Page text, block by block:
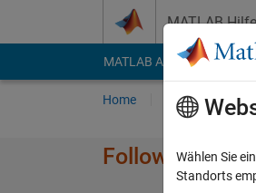
MATLAB
MATLAB Answers File
Home Fragen
Follow upWählen Sie
Standorts